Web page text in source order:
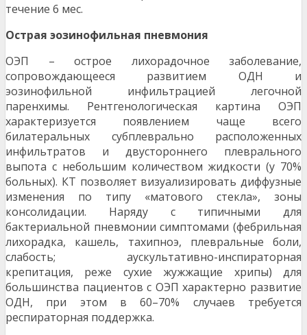
течение 6 мес.
Острая эозинофильная пневмония
ОЭП – острое лихорадочное заболевание,
сопровождающееся развитием ОДН и
эозинофильной инфильтрацией легочной
паренхимы. Рентгенологическая картина ОЭП
характеризуется появлением чаще всего
билатеральных субплеврально расположенных
инфильтратов и двустороннего плеврального
выпота с небольшим количеством жидкости (у 70%
больных). КТ позволяет визуализировать диффузные
изменения по типу «матового стекла», зоны
консолидации. Наряду с типичными для
бактериальной пневмонии симптомами (фебрильная
лихорадка, кашель, тахипноэ, плевральные боли,
слабость; аускультативно-инспираторная
крепитация, реже сухие жужжащие хрипы) для
большинства пациентов с ОЭП характерно развитие
ОДН, при этом в 60–70% случаев требуется
респираторная поддержка.